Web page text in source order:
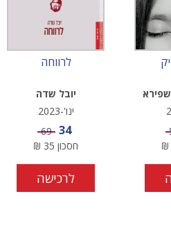
₪
לרווחה
יובל שדה
ינו'-2023
מחיר מבצע
34 מחיר
69
חסכון 35
₪
לרכישה